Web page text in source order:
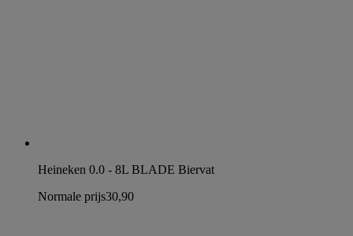
Heineken 0.0 - 8L BLADE Biervat
Normale prijs30,90